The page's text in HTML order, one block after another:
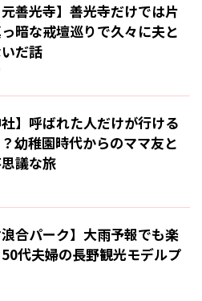
元善光寺】善光寺だけでは片
暗な戒壇巡りで久々に夫と
だ話
社】呼ばれた人だけが行ける
幼稚園時代からのママ友と
議な旅
浪合パーク】大雨予報でも楽
代夫婦の長野観光モデルプ